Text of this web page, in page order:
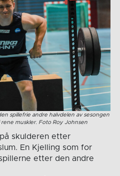
spillefrie andre halvdelen av sesongen
muskler. Foto Roy Johnsen
skulderen etter
En Kjelling som for
etter den andre